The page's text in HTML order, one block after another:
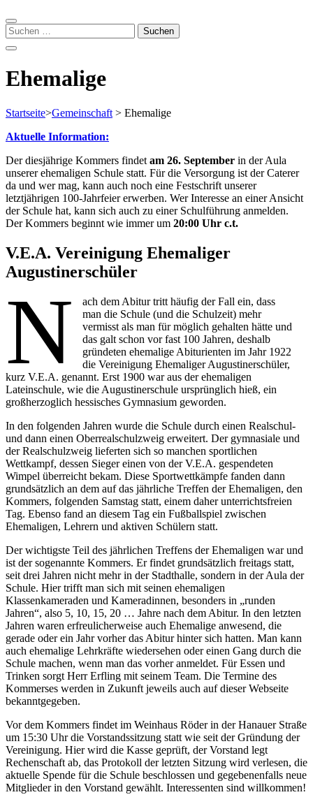
Suchen
nach:
Ehemalige
Startseite>Gemeinschaft > Ehemalige
Aktuelle Information:
Der diesjährige Kommers findet am 26. September in der Aula
unserer ehemaligen Schule statt. Für die Versorgung ist der Caterer
da und wer mag, kann auch noch eine Festschrift unserer
letztjährigen 100-Jahrfeier erwerben. Wer Interesse an einer Ansicht
der Schule hat, kann sich auch zu einer Schulführung anmelden.
Der Kommers beginnt wie immer um 20:00 Uhr c.t.
V.E.A. Vereinigung Ehemaliger
Augustinerschüler
N
ach dem Abitur tritt häufig der Fall ein, dass
man die Schule (und die Schulzeit) mehr
vermisst als man für möglich gehalten hätte und
das galt schon vor fast 100 Jahren, deshalb
gründeten ehemalige Abiturienten im Jahr 1922
die Vereinigung Ehemaliger Augustinerschüler,
kurz V.E.A. genannt. Erst 1900 war aus der ehemaligen
Lateinschule, wie die Augustinerschule ursprünglich hieß, ein
großherzoglich hessisches Gymnasium geworden.
In den folgenden Jahren wurde die Schule durch einen Realschul-
und dann einen Oberrealschulzweig erweitert. Der gymnasiale und
der Realschulzweig lieferten sich so manchen sportlichen
Wettkampf, dessen Sieger einen von der V.E.A. gespendeten
Wimpel überreicht bekam. Diese Sportwettkämpfe fanden dann
grundsätzlich an dem auf das jährliche Treffen der Ehemaligen, den
Kommers, folgenden Samstag statt, einem daher unterrichtsfreien
Tag. Ebenso fand an diesem Tag ein Fußballspiel zwischen
Ehemaligen, Lehrern und aktiven Schülern statt.
Der wichtigste Teil des jährlichen Treffens der Ehemaligen war und
ist der sogenannte Kommers. Er findet grundsätzlich freitags statt,
seit drei Jahren nicht mehr in der Stadthalle, sondern in der Aula der
Schule. Hier trifft man sich mit seinen ehemaligen
Klassenkameraden und Kameradinnen, besonders in „runden
Jahren“, also 5, 10, 15, 20 … Jahre nach dem Abitur. In den letzten
Jahren waren erfreulicherweise auch Ehemalige anwesend, die
gerade oder ein Jahr vorher das Abitur hinter sich hatten. Man kann
auch ehemalige Lehrkräfte wiedersehen oder einen Gang durch die
Schule machen, wenn man das vorher anmeldet. Für Essen und
Trinken sorgt Herr Erfling mit seinem Team. Die Termine des
Kommerses werden in Zukunft jeweils auch auf dieser Webseite
bekanntgegeben.
Vor dem Kommers findet im Weinhaus Röder in der Hanauer Straße
um 15:30 Uhr die Vorstandssitzung statt wie seit der Gründung der
Vereinigung. Hier wird die Kasse geprüft, der Vorstand legt
Rechenschaft ab, das Protokoll der letzten Sitzung wird verlesen, die
aktuelle Spende für die Schule beschlossen und gegebenenfalls neue
Mitglieder in den Vorstand gewählt. Interessenten sind willkommen!